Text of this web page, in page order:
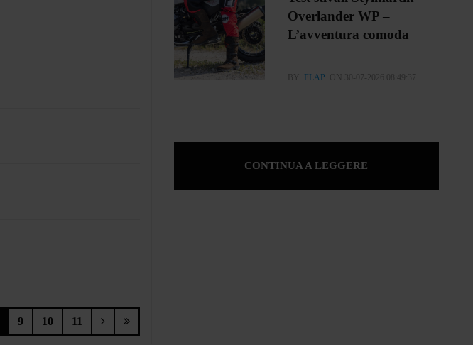
9 10 11
Overlander WP –
L’avventura comoda
BY FLAP ON 30-07-2026 08:49:37
CONTINUA A LEGGERE